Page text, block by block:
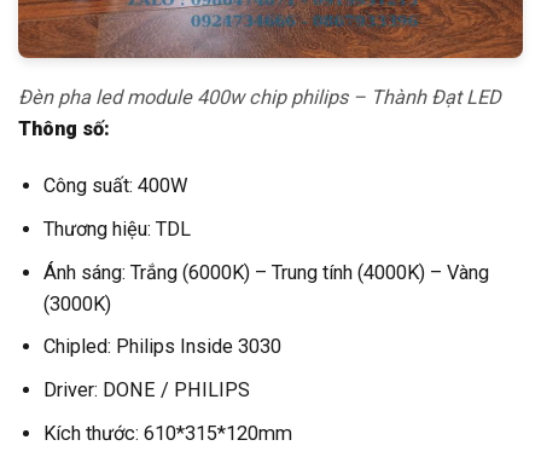
Đèn pha led module 400w chip philips – Thành Đạt LED
Thông số:
Công suất: 400W
Thương hiệu: TDL
Ánh sáng: Trắng (6000K) – Trung tính (4000K) – Vàng
(3000K)
Chipled: Philips Inside 3030
Driver: DONE / PHILIPS
Kích thước: 610*315*120mm